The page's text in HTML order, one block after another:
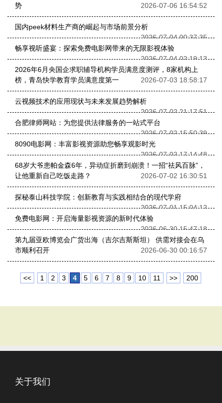
势
2026-07-06 16:54:52
国内peek材料生产商的崛起与市场前景分析
2026-07-04 00:37:35
畅享视听盛宴：探索免费电影网带来的无限影视体验
2026-07-04 02:19:13
2026年6月央国企求职辅导机构学员满意度测评，8家机构上
榜，青岛快学教育学员满意度第一
2026-07-03 18:58:17
云视频技术的应用现状与未来发展趋势解析
2026-07-02 21:17:51
合肥律师网站：为您提供法律服务的一站式平台
2026-07-02 15:50:39
8090电影网：丰富影视资源助您畅享观影时光
2026-07-02 17:14:48
68岁大爷患帕金森6年，异动症折磨到崩溃！一招“祛风百脉”，
让他重新自己吃饭走路？
2026-07-02 16:30:51
探秘泰山科技学院：创新教育与实践相结合的现代学府
2026-07-01 15:04:12
免费电影网：开启海量影视资源的新时代体验
2026-06-30 15:47:18
第九届亚欧博览会广货出海（吉尔吉斯斯坦） 供需对接会在乌
市顺利召开
2026-06-30 00:16:57
<< 1 2 3 4 5 6 7 8 9 10 11 >> 200
关于我们